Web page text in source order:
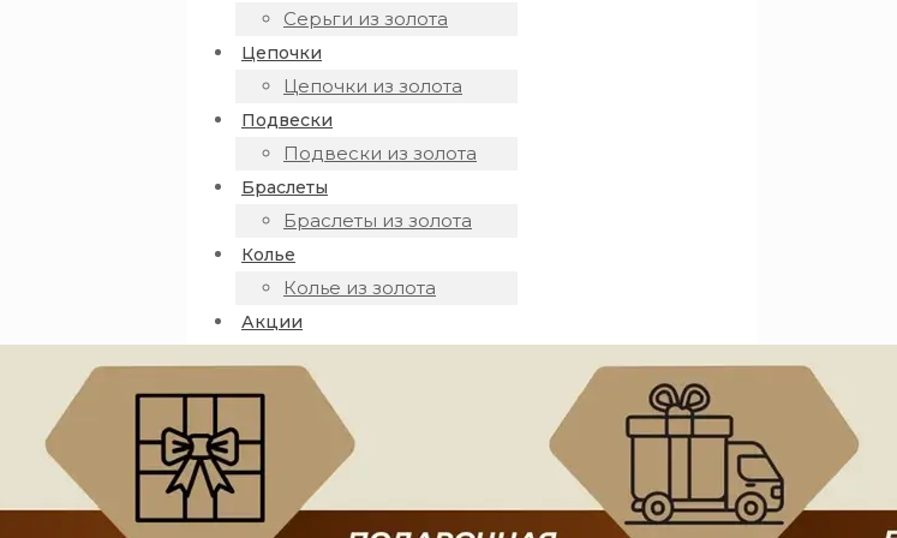
Серьги из золота
Цепочки
Цепочки из золота
Подвески
Подвески из золота
Браслеты
Браслеты из золота
Колье
Колье из золота
Акции